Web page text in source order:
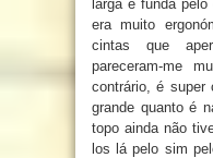
larga e funda
era muito
cintas que
pareceram-me
contrário, é super
grande quanto é
topo ainda não
los lá pelo sim